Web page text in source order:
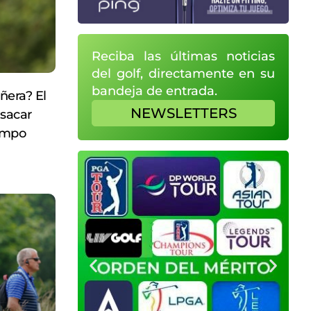
El
Reciba las últimas noticias
del golf, directamente en su
bandeja de entrada.
NEWSLETTERS